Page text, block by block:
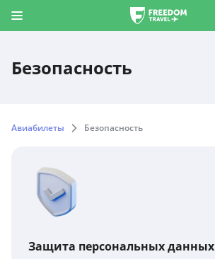
Безопасность
Авиабилеты Безопасность
Защита персональных данных